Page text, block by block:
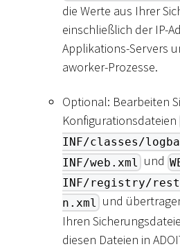
die Werte aus Ihrer
einschließlich der IP-
Applikations-Servers
aworker-Prozesse.
Optional: Bearbeiten
Konfigurationsdateien
INF/classes/
INF/web.xml und
INF/registry/
n.xml und
Ihren
diesen Dateien in